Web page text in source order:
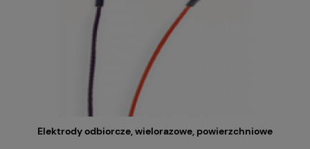
Elektrody odbiorcze, wielorazowe, powierzchniowe